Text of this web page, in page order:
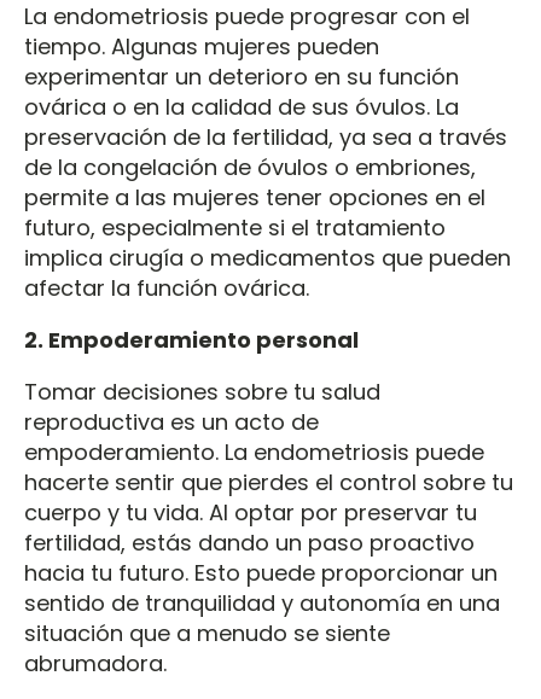
La endometriosis puede progresar con el
tiempo. Algunas mujeres pueden
experimentar un deterioro en su función
ovárica o en la calidad de sus óvulos. La
preservación de la fertilidad, ya sea a través
de la congelación de óvulos o embriones,
permite a las mujeres tener opciones en el
futuro, especialmente si el tratamiento
implica cirugía o medicamentos que pueden
afectar la función ovárica.
2. Empoderamiento personal
Tomar decisiones sobre tu salud
reproductiva es un acto de
empoderamiento. La endometriosis puede
hacerte sentir que pierdes el control sobre tu
cuerpo y tu vida. Al optar por preservar tu
fertilidad, estás dando un paso proactivo
hacia tu futuro. Esto puede proporcionar un
sentido de tranquilidad y autonomía en una
situación que a menudo se siente
abrumadora.